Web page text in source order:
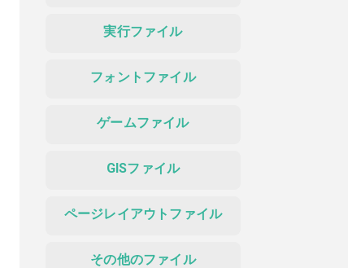
実行ファイル
フォントファイル
ゲームファイル
GISファイル
ページレイアウトファイル
その他のファイル